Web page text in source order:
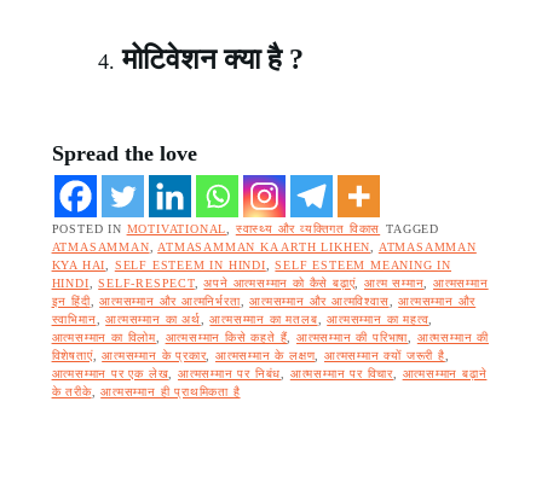
मोटिवेशन क्या है ?
Spread the love
POSTED IN MOTIVATIONAL स्वास्थ्य और व्यक्तिगत विकास TAGGED
ATMASAMMAN
ATMASAMMAN KA ARTH LIKHEN
ATMASAMMAN
KYA HAI
SELF ESTEEM IN HINDI ,SELF ESTEEM MEANING IN
HINDI ,SELF-RESPECT,अपने आत्मसम्मान को कैसे बढ़ाएं,आत्म सम्मान ,आत्मसम्मान
इन हिंदी,आत्मसम्मान और आत्मनिर्भरता,आत्मसम्मान और आत्मविश्वास ,आत्मसम्मान और
स्वाभिमान ,आत्मसम्मान का अर्थ ,आत्मसम्मान का मतलब ,आत्मसम्मान का महत्व
आत्मसम्मान का विलोम, आत्मसम्मान किसे कहते हैं, आत्मसम्मान की परिभाषा
आत्मसम्मान की
विशेषताएं,आत्मसम्मान के प्रकार, आत्मसम्मान के लक्षण आत्मसम्मान क्यों जरूरी है
आत्मसम्मान पर एक लेख
आत्मसम्मान पर निबंध आत्मसम्मान पर विचार
आत्मसम्मान बढ़ाने
के तरीके,आत्मसम्मान ही प्राथमिकता है